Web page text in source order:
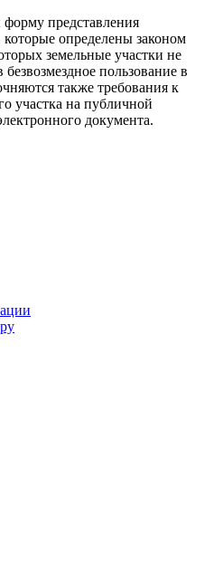
форму представления
определены законом
земельные участки не
пользование в
также требования к
участка на публичной
документа.